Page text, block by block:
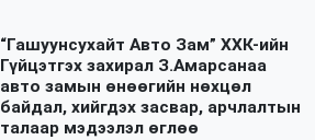
“Гашуунсухайт Авто Зам” ХХК-ийн
Гүйцэтгэх захирал З.Амарсанаа
авто замын өнөөгийн нөхцөл
байдал, хийгдэх засвар, арчлалтын
талаар мэдээлэл өглөө